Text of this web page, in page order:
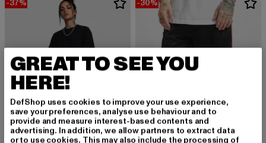
-37% -30%
GREAT TO SEE YOU
HERE!
DefShop uses cookies to improve your use experience,
save your preferences, analyse use behaviour and to
provide and measure interest-based contents and
advertising. In addition, we allow partners to extract data
or to use cookies. This may also include the processing of